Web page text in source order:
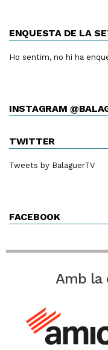
ENQUESTA DE LA
Ho sentim, no hi ha
INSTAGRAM
TWITTER
Tweets by BalaguerTV
FACEBOOK
Amb la